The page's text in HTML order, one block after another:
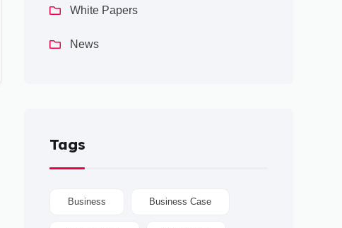
White Papers
News
Tags
Business Business Case